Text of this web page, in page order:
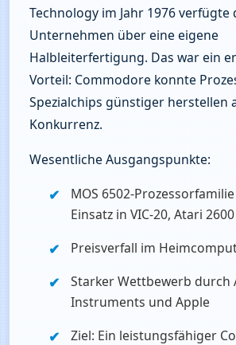
Technology im Jahr 1976 verfügte
Unternehmen über eine eigene
Halbleiterfertigung. Das war ein
Vorteil: Commodore konnte
Spezialchips günstiger herstellen
Konkurrenz.
Wesentliche Ausgangspunkte:
MOS 6502-
Einsatz in VIC‑20, Atari
Preisverfall im
Starker Wettbewerb durch
Instruments und Apple
Ziel: Ein leistungsfähiger